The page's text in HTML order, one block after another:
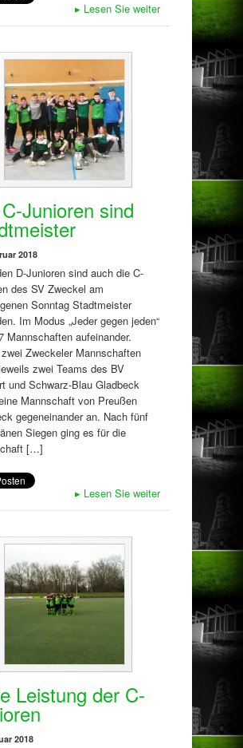
▸ Lesen Sie weiter
Junioren sind
2018
D-Junioren sind auch die C-
des SV Zweckel am
Sonntag Stadtmeister
Im Modus „Jeder gegen jeden“
Mannschaften aufeinander.
Zweckeler Mannschaften
zwei Teams des BV
und Schwarz-Blau Gladbeck
Mannschaft von Preußen
gegeneinander an. Nach fünf
Siegen ging es für die
[…]
▸ Lesen Sie weiter
Leistung der C-
2018